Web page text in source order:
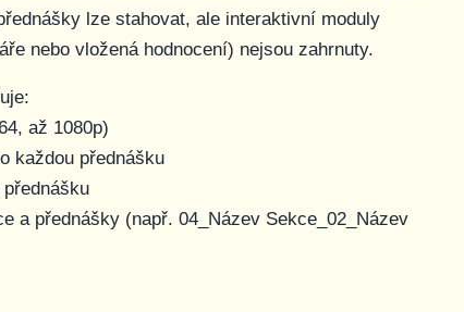
lze stahovat, ale interaktivní moduly
nebo vložená hodnocení) nejsou zahrnuty.
až 1080p)
každou přednášku
a přednášky (např. 04_Název Sekce_02_Název